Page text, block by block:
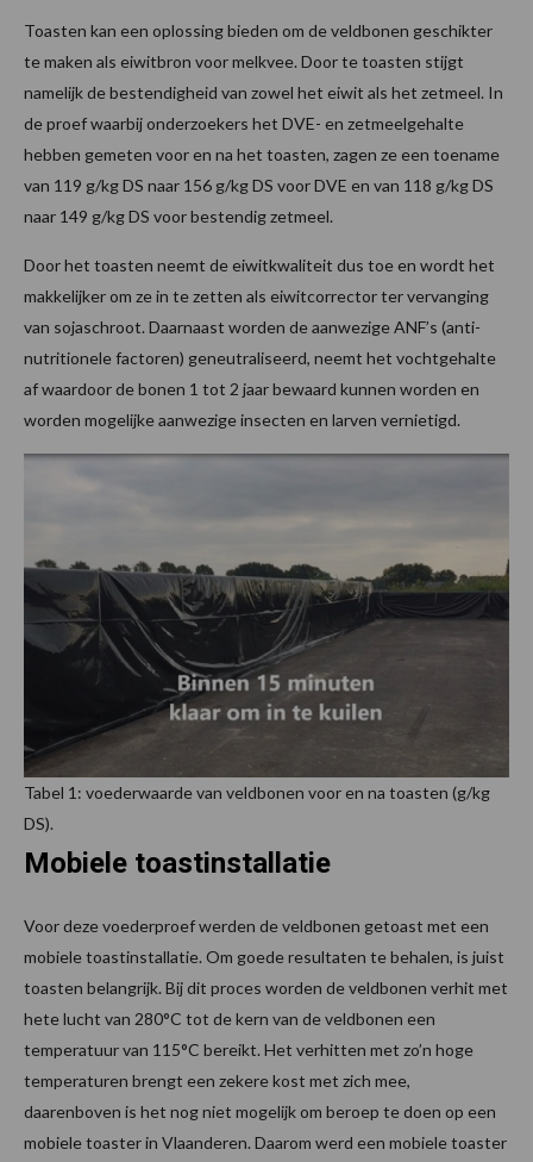
Toasten kan een oplossing bieden om de veldbonen geschikter
te maken als eiwitbron voor melkvee. Door te toasten stijgt
namelijk de bestendigheid van zowel het eiwit als het zetmeel. In
de proef waarbij onderzoekers het DVE- en zetmeelgehalte
hebben gemeten voor en na het toasten, zagen ze een toename
van 119 g/kg DS naar 156 g/kg DS voor DVE en van 118 g/kg DS
naar 149 g/kg DS voor bestendig zetmeel.
Door het toasten neemt de eiwitkwaliteit dus toe en wordt het
makkelijker om ze in te zetten als eiwitcorrector ter vervanging
van sojaschroot. Daarnaast worden de aanwezige ANF’s (anti-
nutritionele factoren) geneutraliseerd, neemt het vochtgehalte
af waardoor de bonen 1 tot 2 jaar bewaard kunnen worden en
worden mogelijke aanwezige insecten en larven vernietigd.
Tabel 1: voederwaarde van veldbonen voor en na toasten (g/kg
DS).
Mobiele toastinstallatie
Voor deze voederproef werden de veldbonen getoast met een
mobiele toastinstallatie. Om goede resultaten te behalen, is juist
toasten belangrijk. Bij dit proces worden de veldbonen verhit met
hete lucht van 280°C tot de kern van de veldbonen een
temperatuur van 115°C bereikt. Het verhitten met zo’n hoge
temperaturen brengt een zekere kost met zich mee,
daarenboven is het nog niet mogelijk om beroep te doen op een
mobiele toaster in Vlaanderen. Daarom werd een mobiele toaster